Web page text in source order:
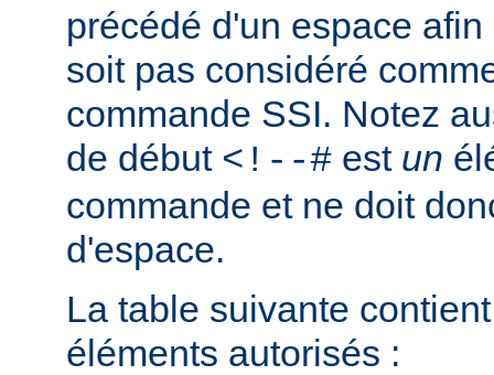
précédé d'un espace
soit pas considéré
commande SSI. Notez
de début <!--# est un
commande et ne doit
d'espace.
La table suivante
éléments autorisés :